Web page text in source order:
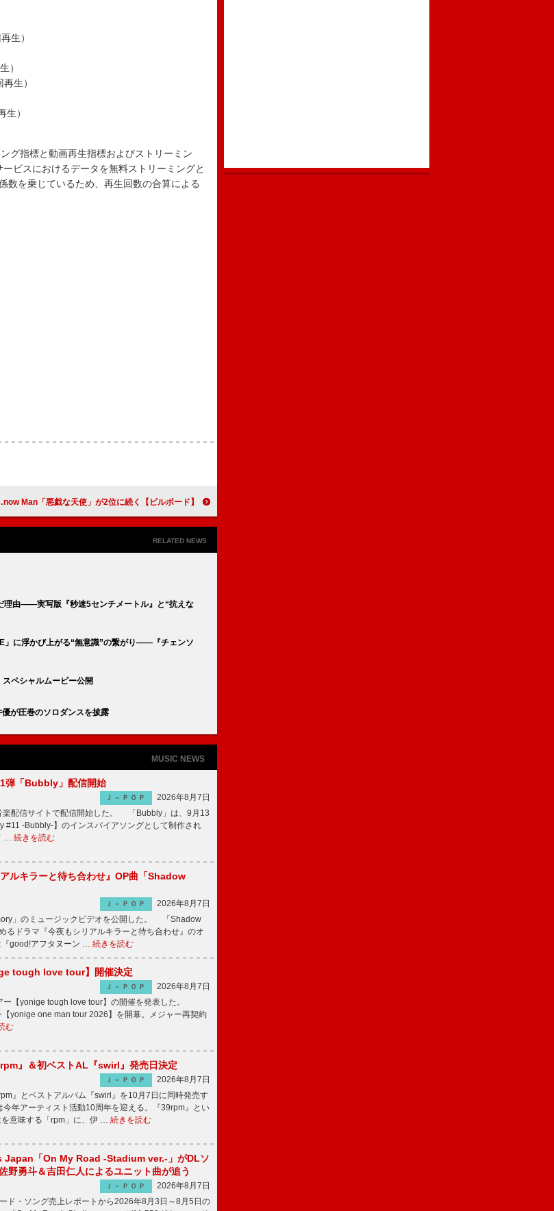
生）
）
生）
）
グ指標と動画再生指標およびストリーミン
ビスにおけるデータを無料ストリーミングと
数を乗じているため、再生回数の合算による
【ビルボード】米津玄師「IRIS OUT」DLソング首位返り咲き Snow Man「悪戯な天使」が2位に続く
RELATED NEWS
理由――実写版『秒速5センチメートル』と“抗えな
に浮かび上がる“無意識”の繋がり――『チェンソ
ペシャルムービー公開
が圧巻のソロダンスを披露
MUSIC NEWS
弾「Bubbly」配信開始
Ｊ－ＰＯＰ
2026年8月7日
配信サイトで配信開始した。 「Bubbly」は、9月13
#11 -Bubbly-】のインスパイアソングとして制作され
… 続きを読む
ルキラーと待ち合わせ』OP曲「Shadow
Ｊ－ＰＯＰ
2026年8月7日
」のミュージックビデオを公開した。 「Shadow
るドラマ『今夜もシリアルキラーと待ち合わせ』のオ
『good!アフタヌーン … 続きを読む
tough love tour】開催決定
Ｊ－ＰＯＰ
2026年8月7日
【yonige tough love tour】の開催を発表した。
yonige one man tour 2026】を開幕。メジャー再契約
む
』＆初ベストAL『swirl』発売日決定
Ｊ－ＰＯＰ
2026年8月7日
』とベストアルバム『swirl』を10月7日に同時発売す
年アーティスト活動10周年を迎える。『39rpm』とい
意味する「rpm」に、伊 … 続きを読む
Japan「On My Road -Stadium ver.-」がDLソ
勇斗＆吉田仁人によるユニット曲が追う
Ｊ－ＰＯＰ
2026年8月7日
ド・ソング売上レポートから2026年8月3日～8月5日の